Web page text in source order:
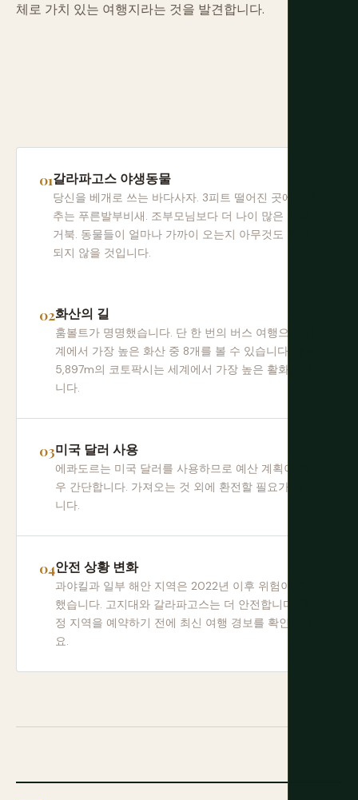
체로 가치 있는 여행지라는 것을 발견합니다.
갈라파고스 야생동물
당신을 베개로 쓰는 바다사자. 3피트 떨어진 곳에서 춤
추는 푸른발부비새. 조부모님보다 더 나이 많은 거대
거북. 동물들이 얼마나 가까이 오는지 아무것도 준비
되지 않을 것입니다.
화산의 길
훔볼트가 명명했습니다. 단 한 번의 버스 여행으로 세
계에서 가장 높은 화산 중 8개를 볼 수 있습니다. 해발
5,897m의 코토팍시는 세계에서 가장 높은 활화산입
니다.
미국 달러 사용
에콰도르는 미국 달러를 사용하므로 예산 계획이 매
우 간단합니다. 가져오는 것 외에 환전할 필요가 없습
니다.
안전 상황 변화
과야킬과 일부 해안 지역은 2022년 이후 위험이 증가
했습니다. 고지대와 갈라파고스는 더 안전합니다. 특
정 지역을 예약하기 전에 최신 여행 경보를 확인하세
요.